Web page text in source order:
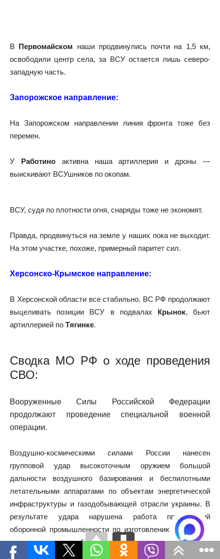
В Первомайском наши продвинулись почти на 1,5 км,
освободили центр села, за ВСУ остается лишь северо-
западную часть.
Запорожское направление:
На Запорожском направлении линия фронта тоже без
перемен.
У Работиноактивна наша артиллерия и дроны —
выискивают ВСУшников по окопам.
ВСУ, судя по плотности огня, снаряды тоже не экономят.
Правда, продвинуться на земле у наших пока не выходит.
На этом участке, похоже, примерный паритет сил.
Херсонско-Крымское направление:
В Херсонской области все стабильно. ВС РФ продолжают
выцеливать позиции ВСУ в подвалах Крынок, бьют
артиллерией по Тягинке.
Сводка МО РФ о ходе проведения
СВО:
Вооруженные Силы Российской Федерации
продолжают проведение специальной военной
операции.
Воздушно-космическими силами России нанесен
групповой удар высокоточным оружием большой
дальности воздушного базирования и беспилотными
летательными аппаратами по объектам энергетической
инфраструктуры и газодобывающей отрасли украины. В
результате удара нарушена работа предприятий
оборонной промышленности по изготовлению и ремонту
вооружения, военной техники и боеприпасов. Все цели
удара достигнуты. Назначенные объекты поражены.